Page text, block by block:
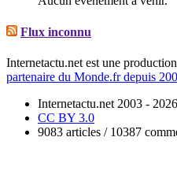
Flux inconnu
Internetactu.net est une
partenaire du Monde.fr depuis
Internetactu.net 2003 - 2026
CC BY 3.0
9083 articles / 10387